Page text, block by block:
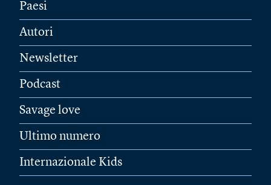
Paesi
Autori
Newsletter
Podcast
Savage love
Ultimo numero
Internazionale Kids